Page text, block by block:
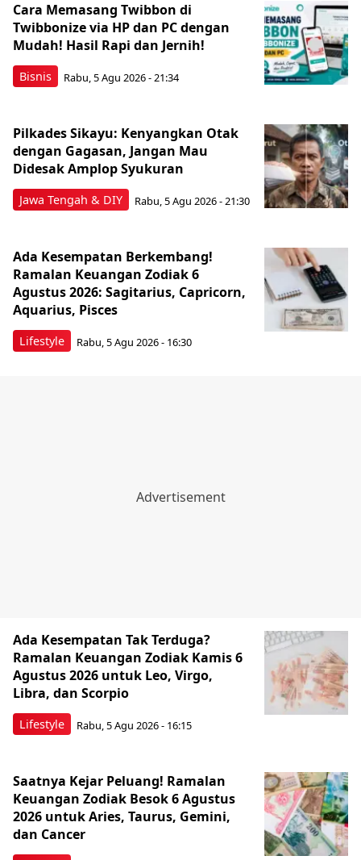
Bisnis
Cara Memasang Twibbon di
Twibbonize via HP dan PC dengan
Mudah! Hasil Rapi dan Jernih!
Rabu, 5 Agu 2026 - 21:34
Jawa Tengah & DIY
Pilkades Sikayu: Kenyangkan Otak
dengan Gagasan, Jangan Mau
Didesak Amplop Syukuran
Rabu, 5 Agu 2026 - 21:30
Lifestyle
Ada Kesempatan Berkembang!
Ramalan Keuangan Zodiak 6
Agustus 2026: Sagitarius, Capricorn,
Aquarius, Pisces
Rabu, 5 Agu 2026 - 16:30
Lifestyle
Ada Kesempatan Tak Terduga?
Ramalan Keuangan Zodiak Kamis 6
Agustus 2026 untuk Leo, Virgo,
Libra, dan Scorpio
Rabu, 5 Agu 2026 - 16:15
Saatnya Kejar Peluang! Ramalan
Keuangan Zodiak Besok 6 Agustus
2026 untuk Aries, Taurus, Gemini,
dan Cancer